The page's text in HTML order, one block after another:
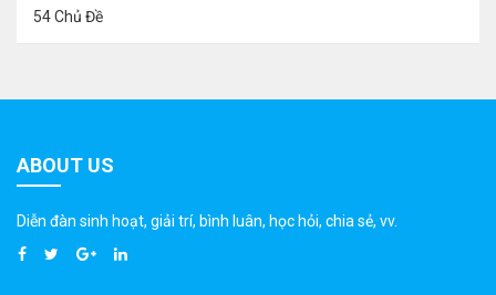
54 Chủ Đề
ABOUT US
Diễn đàn sinh hoạt, giải trí, bình luân, học hỏi, chia sẻ, vv.